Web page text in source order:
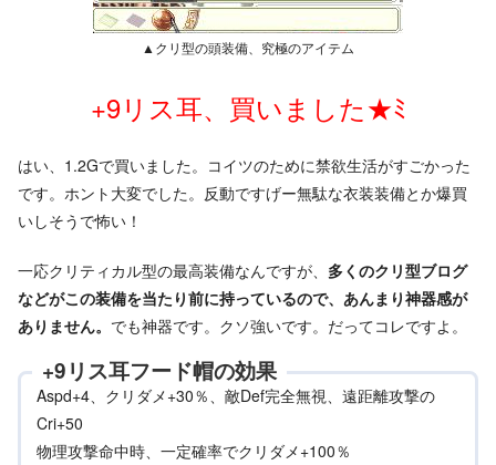
▲クリ型の頭装備、究極のアイテム
+9リス耳、買いました★ﾐ
はい、1.2Gで買いました。コイツのために禁欲生活がすごかった
です。ホント大変でした。反動ですげー無駄な衣装装備とか爆買
いしそうで怖い！
一応クリティカル型の最高装備なんですが、 多くのクリ型ブログ
などがこの装備を当たり前に持っているので、あんまり神器感が
ありません。 でも神器です。クソ強いです。だってコレですよ。
+9リス耳フード帽の効果
Aspd+4、クリダメ+30％、敵Def完全無視、遠距離攻撃の
Cri+50
物理攻撃命中時、一定確率でクリダメ+100％